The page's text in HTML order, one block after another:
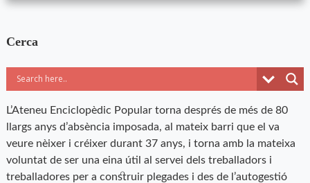
Cerca
L’Ateneu Enciclopèdic Popular torna després de més de 80
llargs anys d’absència imposada, al mateix barri que el va
veure nèixer i créixer durant 37 anys, i torna amb la mateixa
voluntat de ser una eina útil al servei dels treballadors i
treballadores per a construir plegades i des de l’autogestió